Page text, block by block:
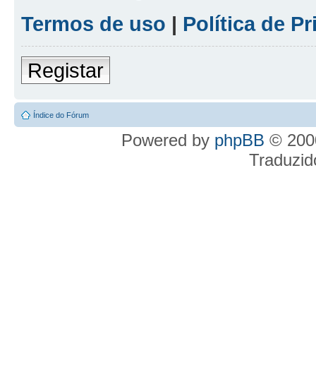
Termos de uso | Política de
Registar
Índice do Fórum
Powered by phpBB ©